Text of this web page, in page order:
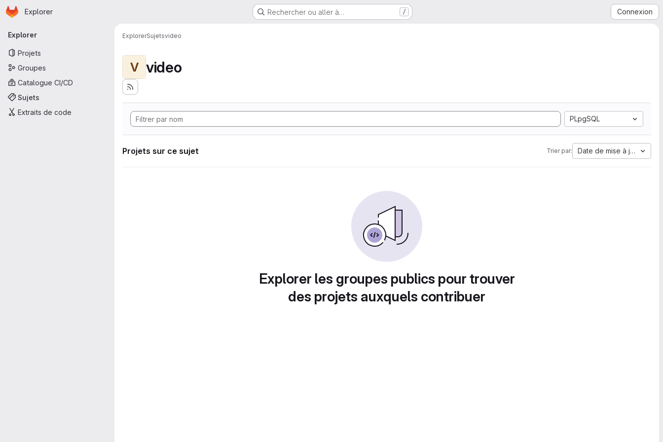
Passer au contenu principal
Page d'accueil
Explorer Rechercher ou aller à… / Connexion
Navigation principale
Explorer
Projets
Groupes
Catalogue CI/CD
Sujets
Extraits de code
ExplorerSujetsvideo
V video
PLpgSQL
Projets sur ce sujet Trier par: Date de mise à jour
Explorer les groupes publics pour trouver
des projets auxquels contribuer